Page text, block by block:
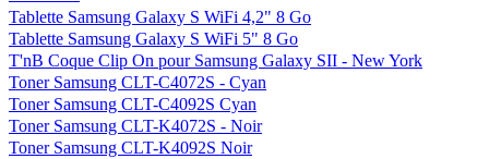
Tablette Samsung Galaxy S WiFi 4,2" 8 Go
Tablette Samsung Galaxy S WiFi 5" 8 Go
T'nB Coque Clip On pour Samsung Galaxy SII - New York
Toner Samsung CLT-C4072S - Cyan
Toner Samsung CLT-C4092S Cyan
Toner Samsung CLT-K4072S - Noir
Toner Samsung CLT-K4092S Noir